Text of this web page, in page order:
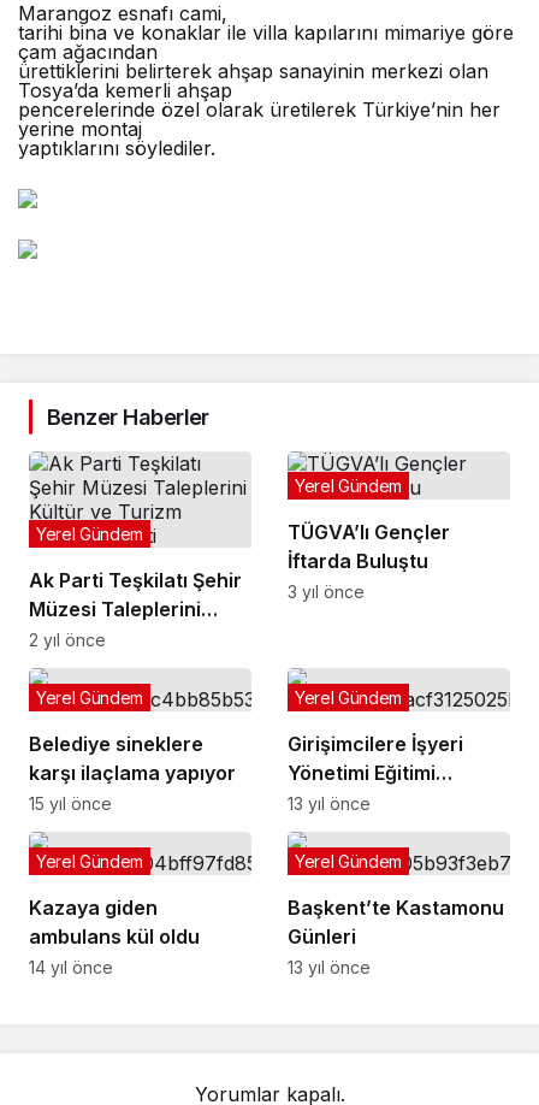
Marangoz esnafı cami,
tarihi bina ve konaklar ile villa kapılarını mimariye göre
çam ağacından
ürettiklerini belirterek ahşap sanayinin merkezi olan
Tosya’da kemerli ahşap
pencerelerinde özel olarak üretilerek Türkiye’nin her
yerine montaj
yaptıklarını söylediler.
Benzer Haberler
Ak Parti Teşkilatı Şehir
Müzesi Taleplerini
Kültür ve Turizm
Bakanına İletti
Yerel Gündem
2 yıl önce
TÜGVA’lı Gençler
İftarda Buluştu
Yerel Gündem
3 yıl önce
Belediye sineklere
karşı ilaçlama yapıyor
Yerel Gündem
15 yıl önce
Girişimcilere İşyeri
Yönetimi Eğitimi
Verilecek
Yerel Gündem
13 yıl önce
Kazaya giden
ambulans kül oldu
Yerel Gündem
14 yıl önce
Başkent’te Kastamonu
Günleri
Yerel Gündem
13 yıl önce
Yorumlar kapalı.